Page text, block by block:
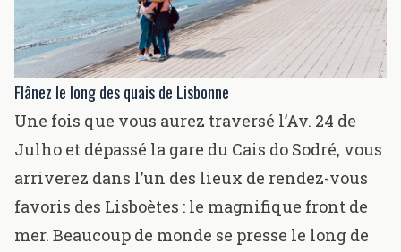
Flânez le long des quais de Lisbonne
Une fois que vous aurez traversé l’Av. 24 de
Julho et dépassé la gare du Cais do Sodré, vous
arriverez dans l’un des lieux de rendez-vous
favoris des Lisboètes : le magnifique front de
mer. Beaucoup de monde se presse le long de